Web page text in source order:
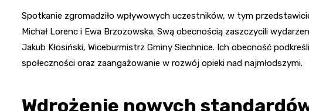
Spotkanie zgromadziło wpływowych uczestników, w tym
Michał Lorenc i Ewa Brzozowska. Swą obecnością zaszczycili
Jakub Kłosiński, Wiceburmistrz Gminy Siechnice. Ich obecność
społeczności oraz zaangażowanie w rozwój opieki nad najmłodszymi.
Wdrożenie nowych